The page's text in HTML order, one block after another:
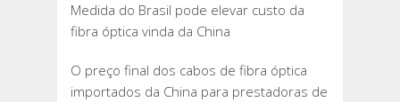
DO
BRASIL
Medida do Brasil pode elevar custo da
fibra óptica vinda da China
O preço final dos cabos de fibra óptica
importados da China para prestadoras de